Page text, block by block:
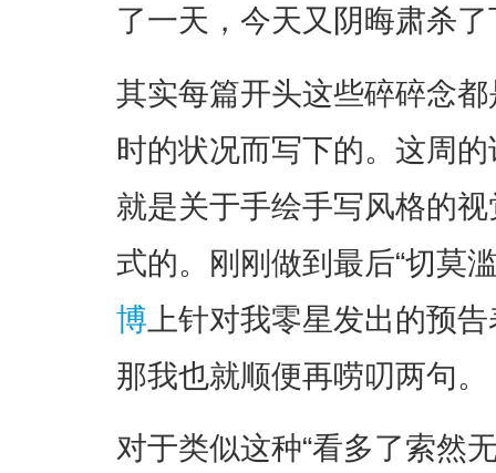
了一天，今天又阴晦肃杀
其实每篇开头这些碎碎念
时的状况而写下的。这周
就是关于手绘手写风格的
式的。刚刚做到最后“切莫
博 上针对我零星发出的预
那我也就顺便再唠叨两句。
对于类似这种“看多了索然